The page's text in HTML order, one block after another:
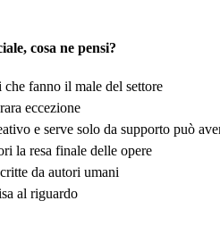
cosa ne pensi?
fanno il male del settore
eccezione
e serve solo da supporto può
la resa finale delle opere
da autori umani
al riguardo